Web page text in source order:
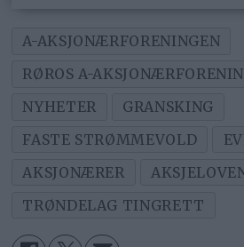
A-AKSJONÆRFORENINGEN
RØROS A-
NYHETER
GRANSKING
FASTE STRØMMEVOLD
AKSJONÆRER
TRØNDELAG TINGRETT